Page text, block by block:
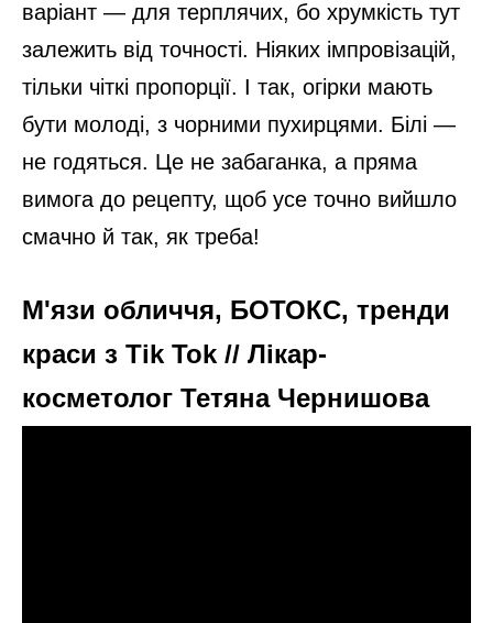
варіант — для терплячих, бо хрумкість тут
залежить від точності. Ніяких імпровізацій,
тільки чіткі пропорції. І так, огірки мають
бути молоді, з чорними пухирцями. Білі —
не годяться. Це не забаганка, а пряма
вимога до рецепту, щоб усе точно вийшло
смачно й так, як треба!
М'язи обличчя, БОТОКС, тренди
краси з Tik Tok // Лікар-
косметолог Тетяна Чернишова